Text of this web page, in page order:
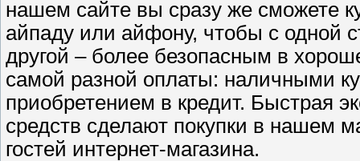
нашем сайте вы сразу же сможете
айпаду или айфону, чтобы с одной
другой – более безопасным в
самой разной оплаты: наличными
приобретением в кредит. Быстрая
средств сделают покупки в нашем
гостей интернет-магазина.